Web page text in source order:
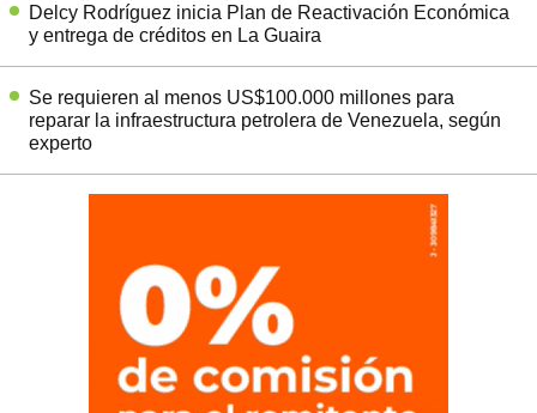
Delcy Rodríguez inicia Plan de Reactivación Económica
y entrega de créditos en La Guaira
Se requieren al menos US$100.000 millones para
reparar la infraestructura petrolera de Venezuela, según
experto